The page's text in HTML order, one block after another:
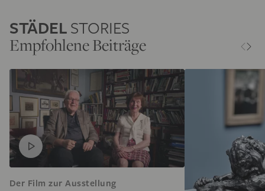
STÄDELSTORIES
Empfohlene Beiträge
Der Film zur Ausstellung